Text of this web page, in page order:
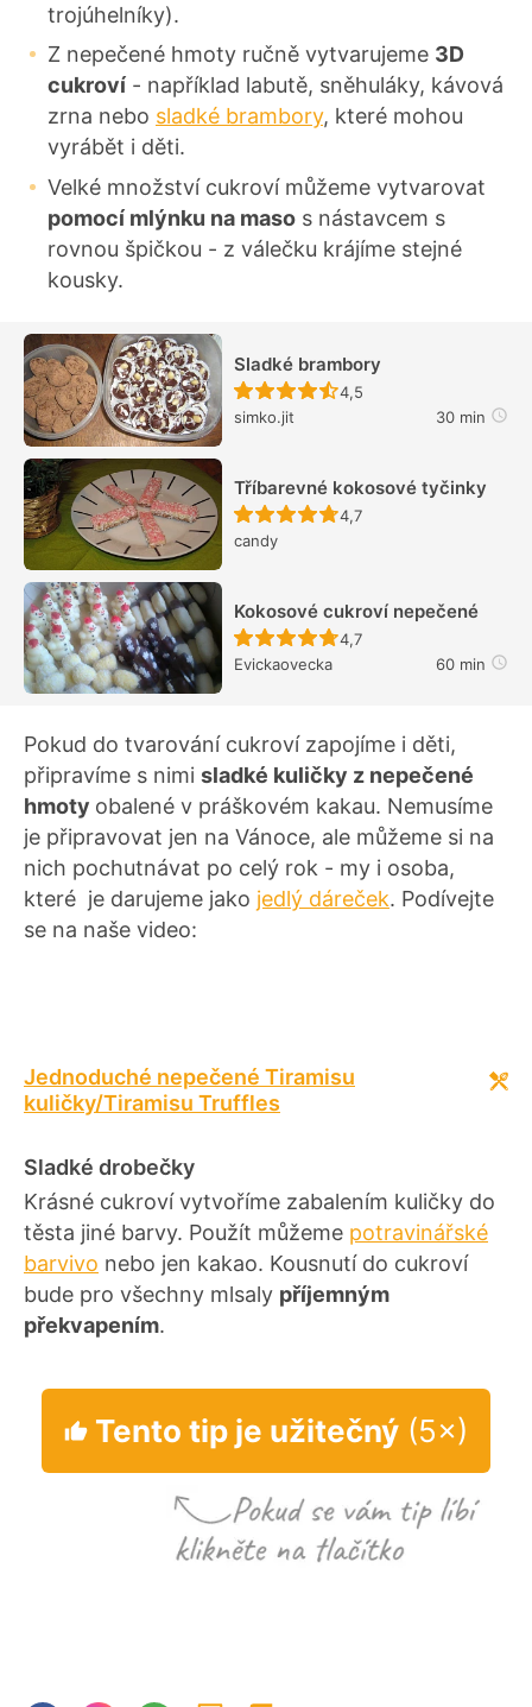
trojúhelníky).
Z nepečené hmoty ručně vytvarujeme 3D
cukroví - například labutě, sněhuláky, kávová
zrna nebo sladké brambory, které mohou
vyrábět i děti.
Velké množství cukroví můžeme vytvarovat
pomocí mlýnku na maso s nástavcem s
rovnou špičkou - z válečku krájíme stejné
kousky.
Sladké brambory
Recept ještě nebyl
4,5
simko.jit
30 min
Tříbarevné kokosové tyčinky
Recept ještě nebyl
4,7
candy
Kokosové cukroví nepečené
Recept ještě nebyl
4,7
Evickaovecka
60 min
Pokud do tvarování cukroví zapojíme i děti,
připravíme s nimi sladké kuličky z nepečené
hmoty obalené v práškovém kakau. Nemusíme
je připravovat jen na Vánoce, ale můžeme si na
nich pochutnávat po celý rok - my i osoba,
které je darujeme jako jedlý dáreček. Podívejte
se na naše video:
Jednoduché nepečené Tiramisu
kuličky/Tiramisu Truffles
Sladké drobečky
Krásné cukroví vytvoříme zabalením kuličky do
těsta jiné barvy. Použít můžeme potravinářské
barvivo nebo jen kakao. Kousnutí do cukroví
bude pro všechny mlsaly příjemným
překvapením.
Tento tip je užitečný (5×)